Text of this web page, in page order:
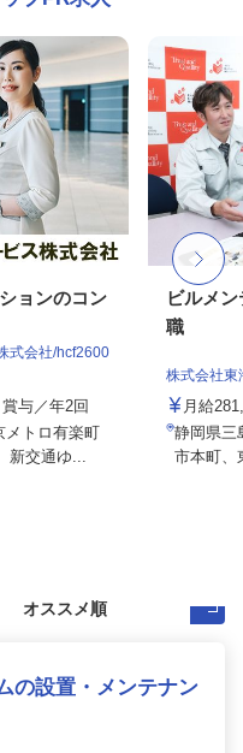
ョンのコン
式会社/hcf2600
与／年2回
メトロ有楽町
新交通ゆ...
ビルメ
職
株式会社東
月給
静岡県三
市本町、
の設置・メンテナン